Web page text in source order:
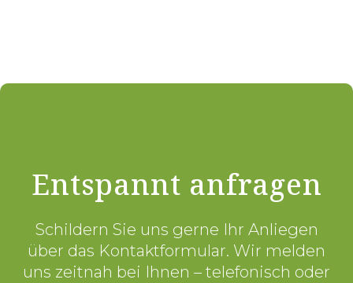
Entspannt anfragen
Schildern Sie uns gerne Ihr Anliegen
über das Kontaktformular. Wir melden
uns zeitnah bei Ihnen – telefonisch oder